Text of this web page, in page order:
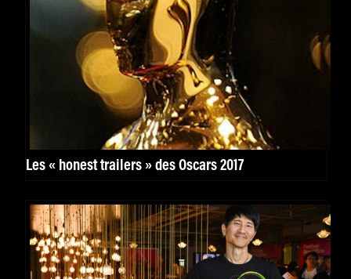
Les « honest trailers » des Oscars 2017